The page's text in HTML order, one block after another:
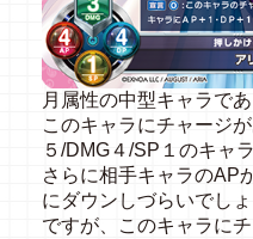
月属性の中型キャラで
このキャラにチャージ
５/DMG４/SP１のキャ
さらに相手キャラのAP
にダウンしづらいでしょ
ですが、このキャラに